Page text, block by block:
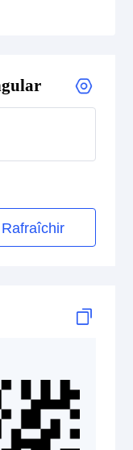
Rafraîchir